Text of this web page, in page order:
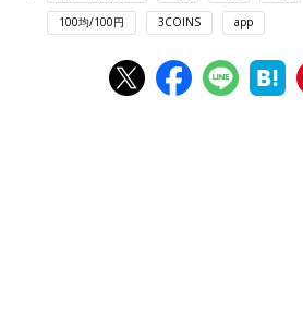
100均/100円 3COINS app